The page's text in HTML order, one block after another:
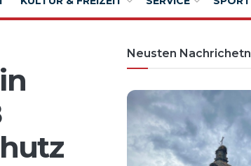
Neusten Nachrichetn